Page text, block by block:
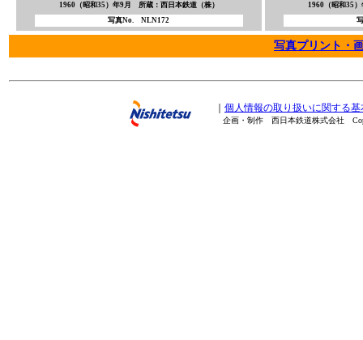
1960（昭和35）年9月 所蔵：西日本鉄道（株）
写真No. NLN172
1960（昭和35
写真プリント・
個人情報の取り扱いに関する基
企画・制作 西日本鉄道株式会社